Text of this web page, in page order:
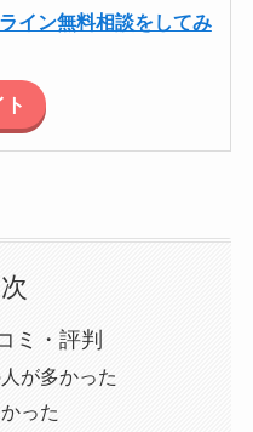
イン無料相談をしてみ
ミ・評判
が多かった
った